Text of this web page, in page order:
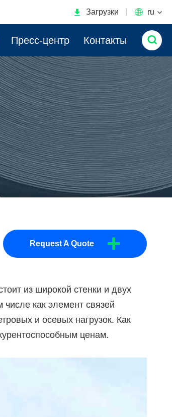
 Загрузки  ru
Пресс-центр Контакты 
Request A Quote +
из широкой стенки и двух
как элемент связей
и осевых нагрузок. Как
ценам.